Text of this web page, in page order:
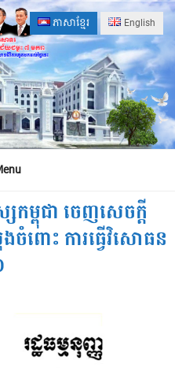
ភាសាខ្មែរ English
កម្ពុជា ចេញសេចក្តី
ចំពោះ ការធ្វើវិសោធន